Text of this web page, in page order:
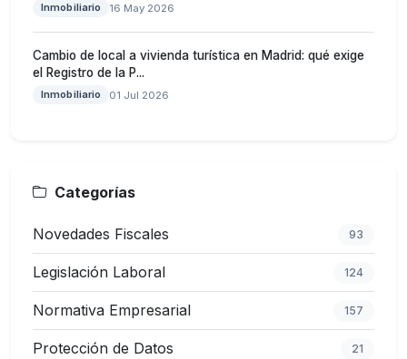
Inmobiliario 16 May 2026
Cambio de local a vivienda turística en Madrid: qué exige
el Registro de la P...
Inmobiliario 01 Jul 2026
Categorías
Novedades Fiscales 93
Legislación Laboral 124
Normativa Empresarial 157
Protección de Datos 21